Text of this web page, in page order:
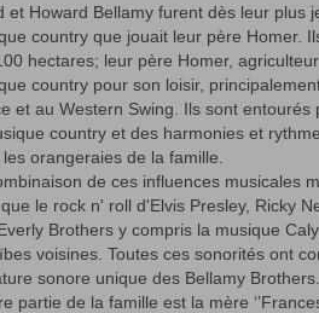
et Howard Bellamy furent dès leur plus
country que jouait leur père Homer.
hectares; leur père Homer,
country pour son loisir,
et au Western Swing. Ils sont
country et des harmonies et
orangeraies de la famille.
de ces influences musicales
le rock n' roll d'Elvis Presley, Ricky
Brothers y compris la musique
voisines. Toutes ces sonorités ont
sonore unique des Bellamy Brothers.
partie de la famille est la mère